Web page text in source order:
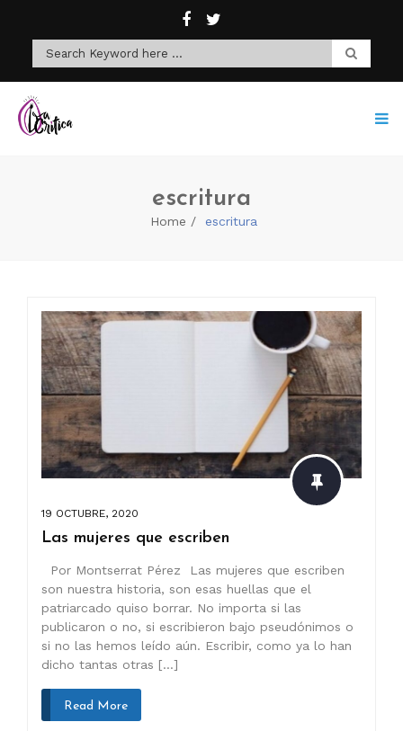
escritura
Home escritura
19 OCTUBRE, 2020
Las mujeres que escriben
Por Montserrat Pérez Las mujeres que escriben
son nuestra historia, son esas huellas que el
patriarcado quiso borrar. No importa si las
publicaron o no, si escribieron bajo pseudónimos o
si no las hemos leído aún. Escribir, como ya lo han
dicho tantas otras […]
Read More